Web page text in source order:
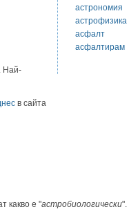
Най-
в сайта
астрономия
астрофизика
асфалт
асфалтирам
какво е "астробиологически".